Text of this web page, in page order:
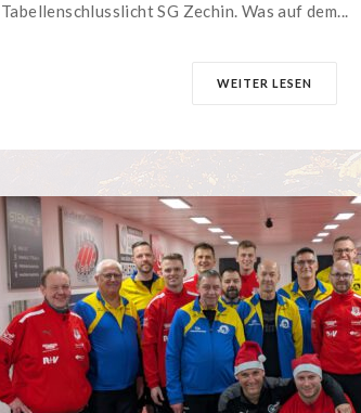
Tabellenschlusslicht SG Zechin. Was auf dem...
WEITER LESEN